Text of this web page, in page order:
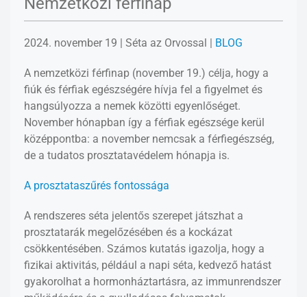
2024. november 19 | Séta az Orvossal | BLOG
A nemzetközi férfinap (november 19.) célja, hogy a
fiúk és férfiak egészségére hívja fel a figyelmet és
hangsúlyozza a nemek közötti egyenlőséget.
November hónapban így a férfiak egészsége kerül
középpontba: a november nemcsak a férfiegészség,
de a tudatos prosztatavédelem hónapja is.
A prosztataszűrés fontossága
A rendszeres séta jelentős szerepet játszhat a
prosztatarák megelőzésében és a kockázat
csökkentésében. Számos kutatás igazolja, hogy a
fizikai aktivitás, például a napi séta, kedvező hatást
gyakorolhat a hormonháztartásra, az immunrendszer